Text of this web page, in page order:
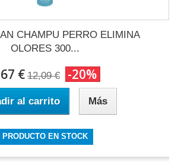
CHAMPU PERRO ELIMINA
OLORES 300...
€ 12,09 € -20%
al carrito Más
PRODUCTO EN STOCK